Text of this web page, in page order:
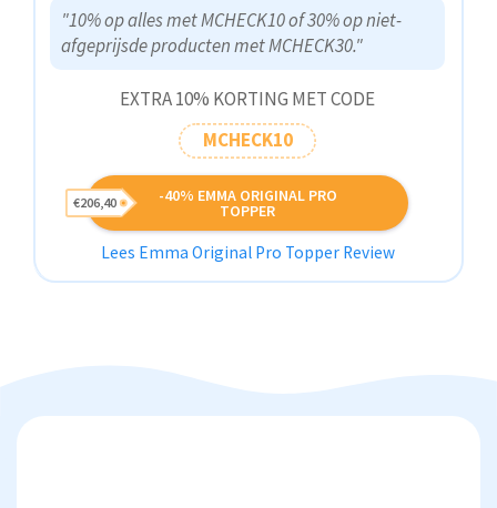
"10% op alles met MCHECK10 of 30% op niet-
afgeprijsde producten met MCHECK30."
EXTRA 10% KORTING MET CODE
MCHECK10
-40% EMMA ORIGINAL PRO
TOPPER
€206,40
Lees Emma Original Pro Topper Review